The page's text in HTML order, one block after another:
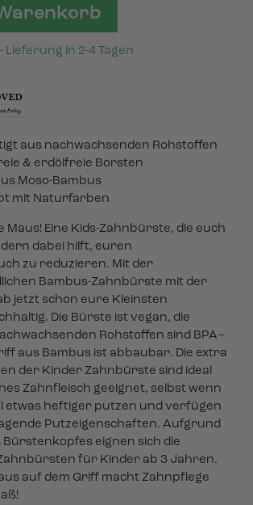
Lieferung in 2-4 Tagen
aus nachwachsenden Rohstoffen
& erdölfreie Borsten
Moso-Bambus
mit Naturfarben
Maus! Eine Kids-Zahnbürste, die euch
dabei hilft, euren
zu reduzieren. Mit der
Bambus-Zahnbürste mit der
jetzt schon eure Kleinsten
Die Bürste ist vegan, die
Rohstoffen sind BPA–
aus Bambus ist abbaubar. Die extra
der Kinder Zahnbürste sind ideal
Zahnfleisch geeignet, selbst wenn
etwas heftiger putzen und verfügen
Putzeigenschaften. Aufgrund
Bürstenkopfes eignen sich die
für Kinder ab 3 Jahren.
auf dem Griff macht Zahnpflege